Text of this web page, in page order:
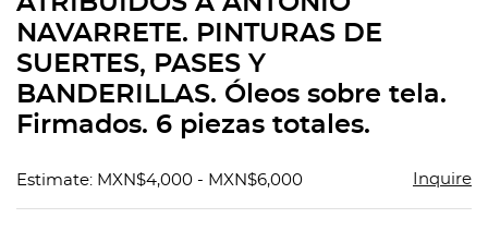
NAVARRETE. PINTURAS DE
SUERTES, PASES Y
BANDERILLAS. Óleos sobre tela.
Firmados. 6 piezas totales.
Estimate: MXN$4,000 - MXN$6,000 Inquire